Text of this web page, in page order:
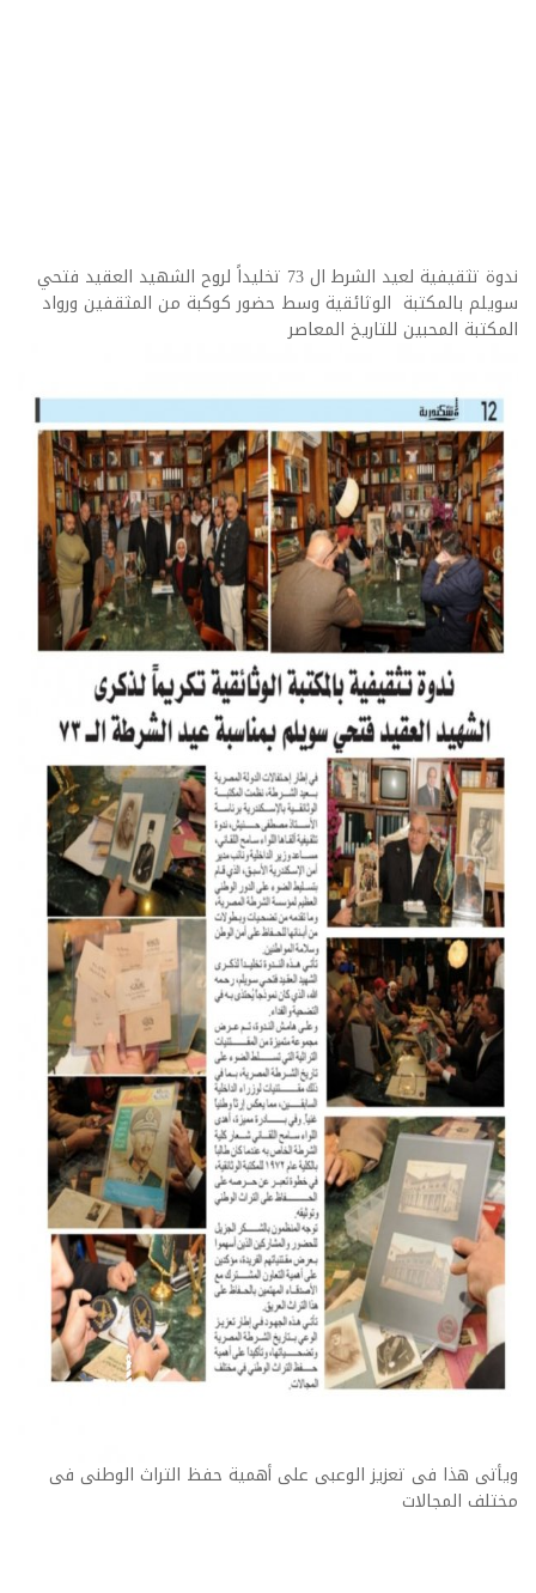
ندوة تثقيفية لعيد الشرط ال 73 تخليداً لروح الشهيد العقيد فتحي
سويلم بالمكتبة الوثائقية وسط حضور كوكبة من المثقفين ورواد
المكتبة المحبين للتاريخ المعاصر
ويأتى هذا فى تعزيز الوعبى على أهمية حفظ التراث الوطنى فى
مختلف المجالات